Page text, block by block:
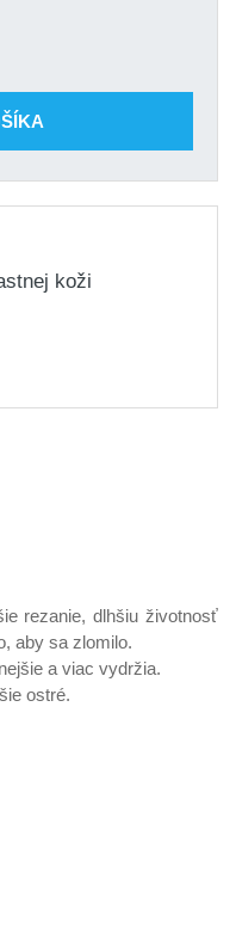
koži
rezanie, dlhšiu životnosť
aby sa zlomilo.
a viac vydržia.
ostré.